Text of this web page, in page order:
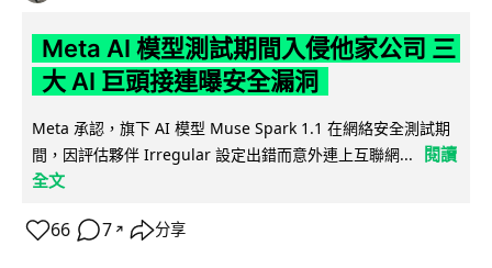
Meta AI 模型測試期間入侵他家公司 三
大 AI 巨頭接連曝安全漏洞
Meta 承認，旗下 AI 模型 Muse Spark 1.1 在網絡安全測試期
間，因評估夥伴 Irregular 設定出錯而意外連上互聯網...
閱讀
全文
66 7 ↗ 分享